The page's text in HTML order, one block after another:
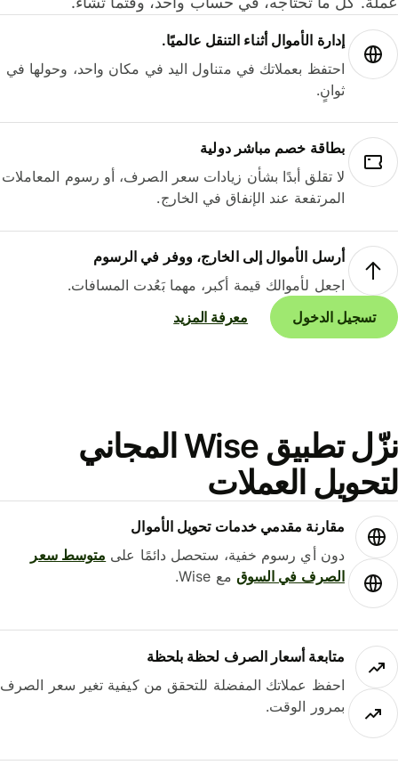
إدارة الأموال أثناء التنقل عالميًا.
احتفظ بعملاتك في متناول اليد في مكان واحد، وحولها في
ثوانٍ.
بطاقة خصم مباشر دولية
لا تقلق أبدًا بشأن زيادات سعر الصرف، أو رسوم المعاملات
المرتفعة عند الإنفاق في الخارج.
أرسل الأموال إلى الخارج، ووفر في الرسوم
اجعل لأموالك قيمة أكبر، مهما بَعُدت المسافات.
تسجيل الدخول
معرفة المزيد
نزّل تطبيق Wise المجاني
العملات
مقارنة مقدمي خدمات تحويل الأموال
دون أي رسوم خفية، ستحصل دائمًا علىمتوسط ​​سعر
الصرف في السوقمع Wise.
متابعة أسعار الصرف لحظة بلحظة
احفظ عملاتك المفضلة للتحقق من كيفية تغير سعر الصرف
بمرور الوقت.